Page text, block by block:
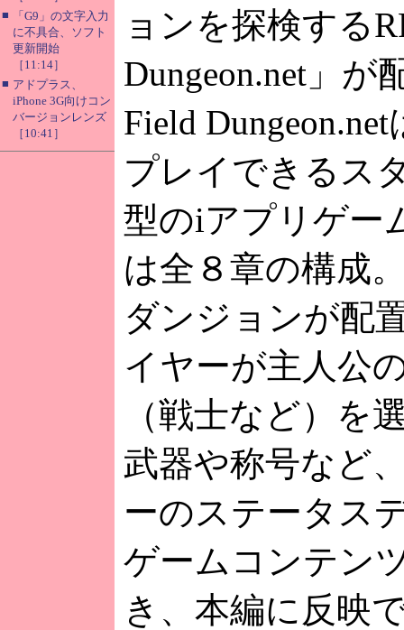
■
「G9」の文字入力
に不具合、ソフト
更新開始
［11:14］
■ アドプラス、
iPhone 3G向けコン
バージョンレンズ
［10:41］
ョンを探検する
Dungeon.net」が
Field
プレイできるス
型のiアプリゲー
は全８章の構成
ダンジョンが配
イヤーが主人公
（戦士など）を
武器や称号など
ーのステータス
ゲームコンテン
き、本編に反映